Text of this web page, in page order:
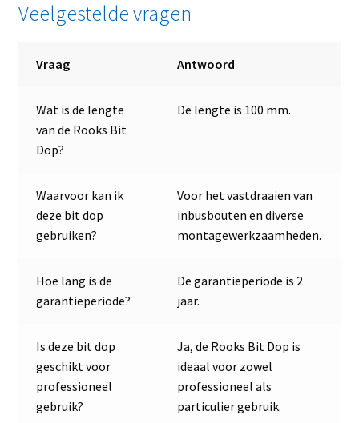
Veelgestelde vragen
Vraag Antwoord
Wat is de lengte
van de Rooks Bit
Dop?
De lengte is 100 mm.
Waarvoor kan ik
deze bit dop
gebruiken?
Voor het vastdraaien van
inbusbouten en diverse
montagewerkzaamheden.
Hoe lang is de
garantieperiode?
De garantieperiode is 2
jaar.
Is deze bit dop
geschikt voor
professioneel
gebruik?
Ja, de Rooks Bit Dop is
ideaal voor zowel
professioneel als
particulier gebruik.